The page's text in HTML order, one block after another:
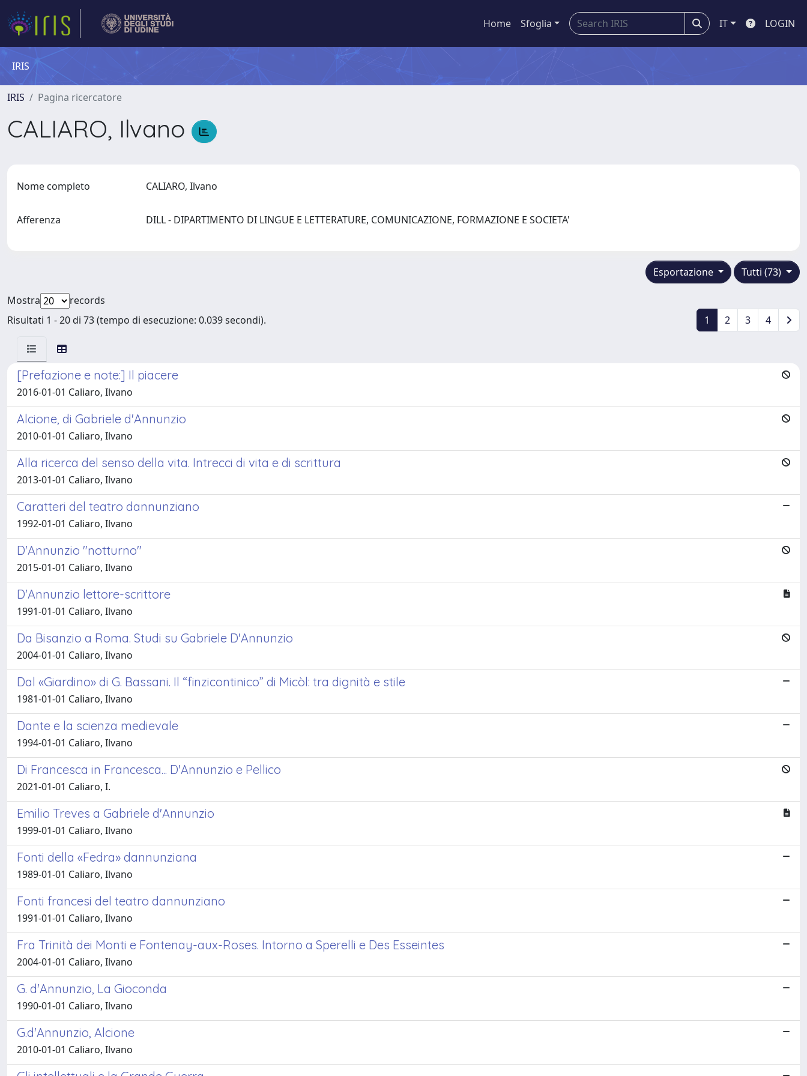
Home Sfoglia IT LOGIN
IRIS
IRIS Pagina ricercatore
CALIARO, Ilvano
Nome completo CALIARO, Ilvano
Afferenza DILL - DIPARTIMENTO DI LINGUE E LETTERATURE, COMUNICAZIONE, FORMAZIONE E SOCIETA'
Tutti (73)
Esportazione
Mostra
records
Risultati 1 - 20 di 73 (tempo di esecuzione: 0.039 secondi).
1 2 3 4
[Prefazione e note:] Il piacere
2016-01-01 Caliaro, Ilvano
Alcione, di Gabriele d'Annunzio
2010-01-01 Caliaro, Ilvano
Alla ricerca del senso della vita. Intrecci di vita e di scrittura
2013-01-01 Caliaro, Ilvano
Caratteri del teatro dannunziano
1992-01-01 Caliaro, Ilvano
D'Annunzio "notturno"
2015-01-01 Caliaro, Ilvano
D'Annunzio lettore-scrittore
1991-01-01 Caliaro, Ilvano
Da Bisanzio a Roma. Studi su Gabriele D'Annunzio
2004-01-01 Caliaro, Ilvano
Dal «Giardino» di G. Bassani. Il “finzicontinico” di Micòl: tra dignità e stile
1981-01-01 Caliaro, Ilvano
Dante e la scienza medievale
1994-01-01 Caliaro, Ilvano
Di Francesca in Francesca... D'Annunzio e Pellico
2021-01-01 Caliaro, I.
Emilio Treves a Gabriele d'Annunzio
1999-01-01 Caliaro, Ilvano
Fonti della «Fedra» dannunziana
1989-01-01 Caliaro, Ilvano
Fonti francesi del teatro dannunziano
1991-01-01 Caliaro, Ilvano
Fra Trinità dei Monti e Fontenay-aux-Roses. Intorno a Sperelli e Des Esseintes
2004-01-01 Caliaro, Ilvano
G. d'Annunzio, La Gioconda
1990-01-01 Caliaro, Ilvano
G.d'Annunzio, Alcione
2010-01-01 Caliaro, Ilvano